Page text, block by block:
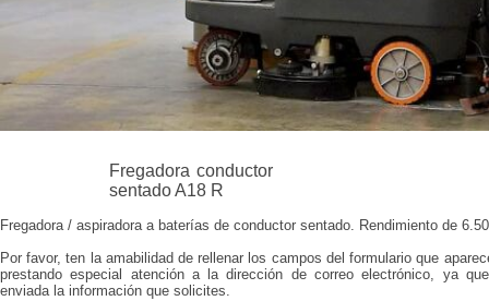
Fregadora conductor
sentado A18 R
Fregadora / aspiradora a baterías de conductor sentado. Rendimiento de
Por favor, ten la amabilidad de rellenar los campos del formulario que
prestando especial atención a la dirección de correo electrónico, ya
enviada la información que solicites.